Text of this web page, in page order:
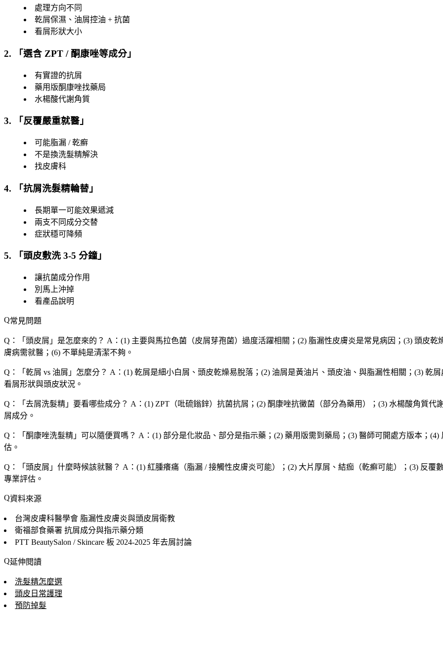
處理方向不同
乾屑保濕、油屑控油 + 抗菌
看屑形狀大小
2. 「選含 ZPT / 酮康唑等成分 」
有實證的抗屑
藥用版酮康唑找藥局
水楊酸代謝角質
3. 「 反覆嚴重就醫 」
可能脂漏 / 乾癬
不是換洗髮精解決
找皮膚科
4. 「抗屑洗髮精輪替 」
長期單一可能效果遞減
兩支不同成分交替
症狀穩可降頻
5. 「頭皮敷洗 3-5 分鐘 」
讓抗菌成分作用
別馬上沖掉
看產品說明
常見問題
Q：「 頭皮屑 」是怎麼來的？ A：(1) 主要與馬拉色菌（皮屑芽孢菌）過度活躍相關；(2) 脂漏性皮膚炎是常見病因；(3) 頭皮
膚病需就醫；(6) 不單純是清潔不夠。
Q：「 乾屑 vs 油屑 」怎麼分？ A：(1) 乾屑是細小白屑、頭皮乾燥易脫落；(2) 油屑是黃油片、頭皮油、與脂漏性相關；(3) 乾
看屑形狀與頭皮狀況。
Q：「 去屑洗髮精 」要看哪些成分？ A：(1) ZPT（吡硫鎓鋅）抗菌抗屑；(2) 酮康唑抗黴菌（部分為藥用）；(3) 水楊酸角質代
屑成分。
Q：「 酮康唑洗髮精 」可以隨便買嗎？ A：(1) 部分是化妝品、部分是指示藥；(2) 藥用版需到藥局；(3) 醫師可開處方版本；
估。
Q：「 頭皮屑 」什麼時候該就醫？ A：(1) 紅腫癢痛（脂漏 / 接觸性皮膚炎可能）；(2) 大片厚屑、結痂（乾癬可能）；(3) 反覆
專業評估。
資料來源
台灣皮膚科醫學會 脂漏性皮膚炎與頭皮屑衛教
衛福部食藥署 抗屑成分與指示藥分類
PTT BeautySalon / Skincare 板 2024-2025 年去屑討論
延伸閱讀
洗髮精怎麼選
頭皮日常護理
預防掉髮